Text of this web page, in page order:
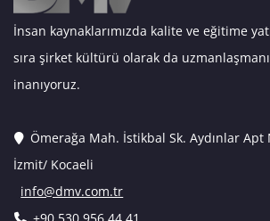
İnsan kaynaklarımızda kalite ve eğitime
sıra şirket kültürü olarak da
inanıyoruz.
Ömerağa Mah. İstikbal Sk. Aydınlar Apt
İzmit/ Kocaeli
info@dmv.com.tr